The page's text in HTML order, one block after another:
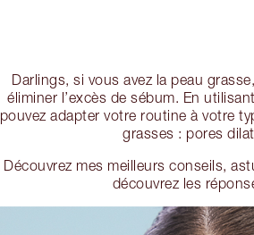
Darlings, si vous avez la peau
éliminer l’excès de sébum. En
pouvez adapter votre routine à votre
grasses : pores
Découvrez mes meilleurs conseils,
découvrez les